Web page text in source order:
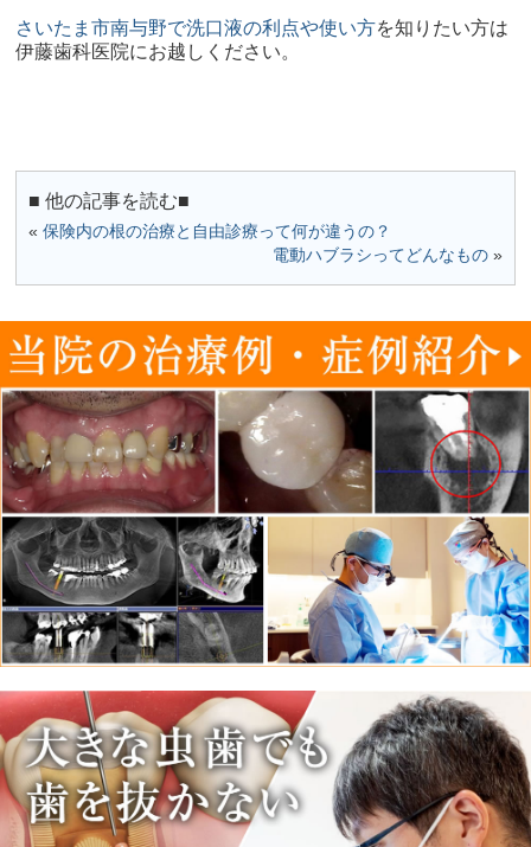
さいたま市南与野で洗口液の利点や使い方を知りたい方は
伊藤歯科医院にお越しください。
■ 他の記事を読む■
«保険内の根の治療と自由診療って何が違うの？
電動ハブラシってどんなもの»